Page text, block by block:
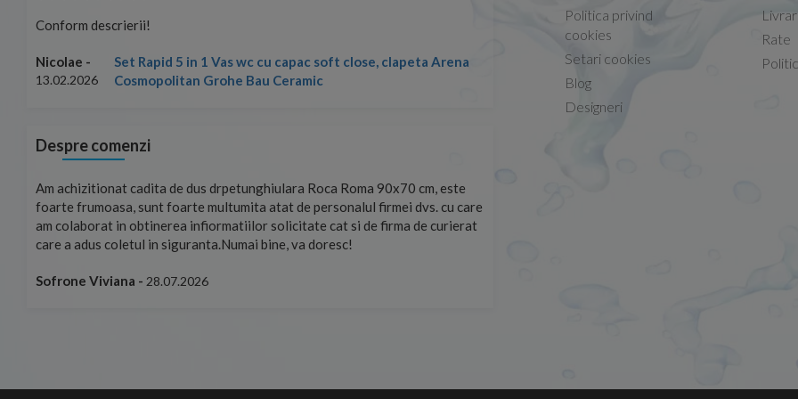
Conform descrierii!
Nicolae -
13.02.2026
Set Rapid 5 in 1 Vas wc cu capac soft close, clapeta Arena
Cosmopolitan Grohe Bau Ceramic
Conform descrierii!
13.02.2026
Despre comenzi
Am achizitionat cadita de dus drpetunghiulara Roca Roma 90x70 cm, este
foarte frumoasa, sunt foarte multumita atat de personalul firmei dvs. cu care
am colaborat in obtinerea infiormatiilor solicitate cat si de firma de curierat
care a adus coletul in siguranta.Numai bine, va doresc!
Sofrone Viviana - 28.07.2026
Politica privind
cookies
Setari cookies
Blog
Designeri
Rate